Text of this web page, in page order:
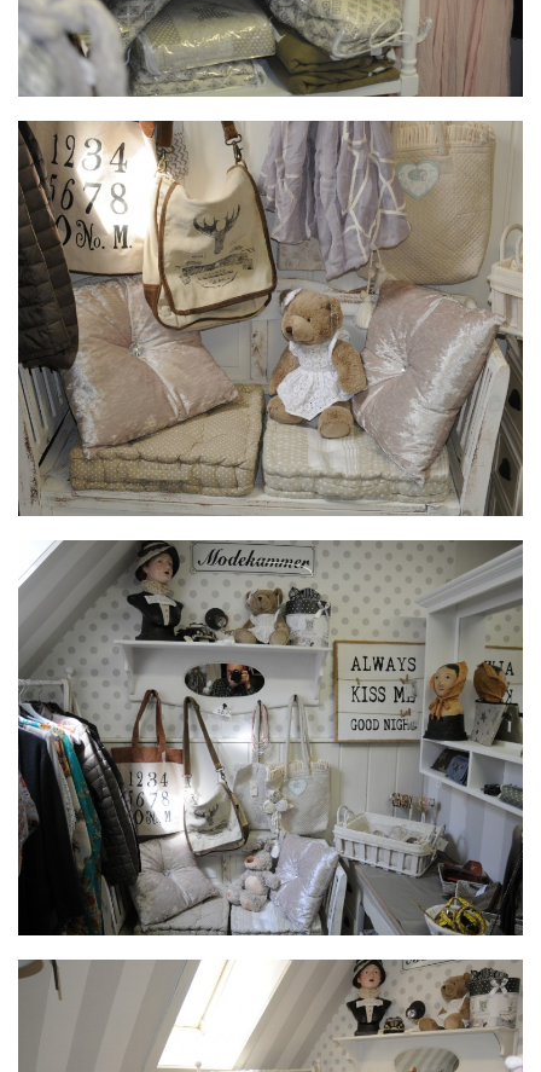
MODE DIE ANZIEHT
von Bädergalerie-Georg
MODE UND MEHR
von Bädergalerie-Georg
MODE DIE BEZAHLBAR IST
von Bädergalerie-Georg